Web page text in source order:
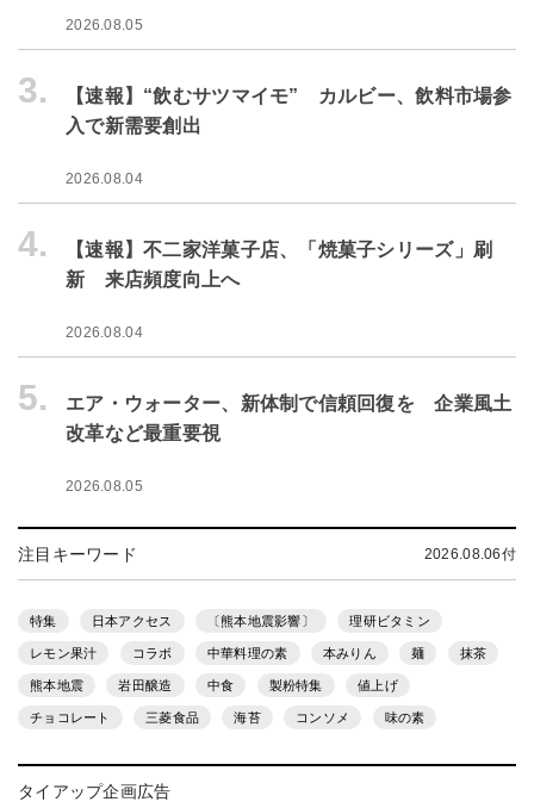
2026.08.05
3.
【速報】“飲むサツマイモ” カルビー、飲料市場参
入で新需要創出
2026.08.04
4.
【速報】不二家洋菓子店、「焼菓子シリーズ」刷
新 来店頻度向上へ
2026.08.04
5.
エア・ウォーター、新体制で信頼回復を 企業風土
改革など最重要視
2026.08.05
注目キーワード 2026.08.06付
特集 日本アクセス 〔熊本地震影響〕 理研ビタミン
レモン果汁 コラボ 中華料理の素 本みりん 麺 抹茶
熊本地震 岩田醸造 中食 製粉特集 値上げ
チョコレート 三菱食品 海苔 コンソメ 味の素
タイアップ企画広告